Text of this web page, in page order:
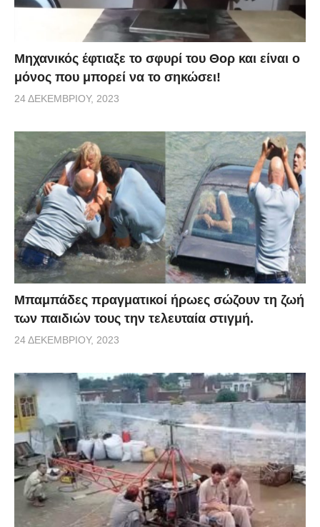
Μηχανικός έφτιαξε το σφυρί του Θορ και είναι ο
μόνος που μπορεί να το σηκώσει!
24 ΔΕΚΕΜΒΡΊΟΥ, 2023
Μπαμπάδες πραγματικοί ήρωες σώζουν τη ζωή
των παιδιών τους την τελευταία στιγμή.
24 ΔΕΚΕΜΒΡΊΟΥ, 2023